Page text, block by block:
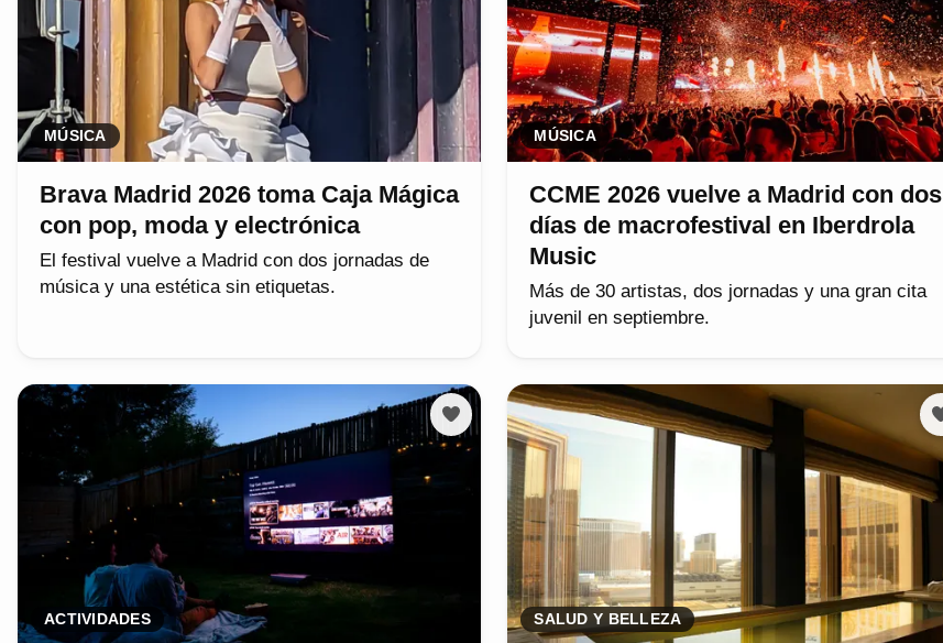
MÚSICA
Brava Madrid 2026 toma Caja Mágica
con pop, moda y electrónica
El festival vuelve a Madrid con dos jornadas de
música y una estética sin etiquetas.
MÚSICA
CCME 2026 vuelve a Madrid con dos
días de macrofestival en Iberdrola
Music
Más de 30 artistas, dos jornadas y una gran cita
juvenil en septiembre.
ACTIVIDADES SALUD Y BELLEZA